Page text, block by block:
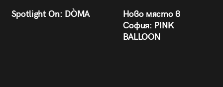
Spotlight On: DÒMA
Ново място в
София: PINK
BALLOON